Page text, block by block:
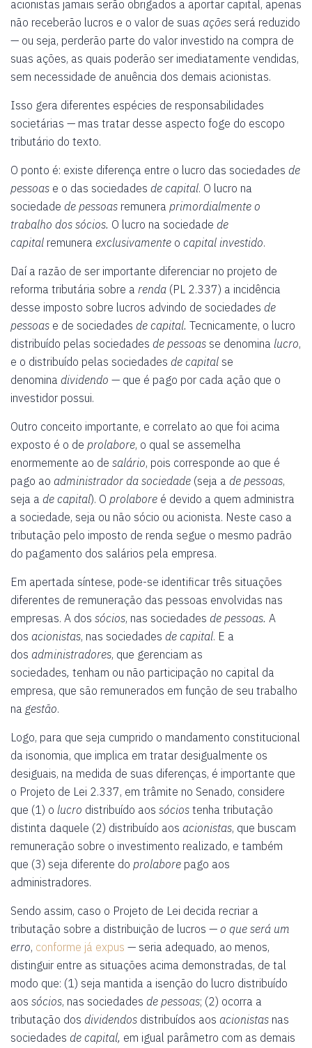
acionistas jamais serão obrigados a aportar capital, apenas
não receberão lucros e o valor de suas ações será reduzido
— ou seja, perderão parte do valor investido na compra de
suas ações, as quais poderão ser imediatamente vendidas,
sem necessidade de anuência dos demais acionistas.
Isso gera diferentes espécies de responsabilidades
societárias — mas tratar desse aspecto foge do escopo
tributário do texto.
O ponto é: existe diferença entre o lucro das sociedades de
pessoas e o das sociedades de capital. O lucro na
sociedade de pessoas remunera primordialmente o
trabalho dos sócios. O lucro na sociedade de
capital remunera exclusivamente o capital investido.
Daí a razão de ser importante diferenciar no projeto de
reforma tributária sobre a renda (PL 2.337) a incidência
desse imposto sobre lucros advindo de sociedades de
pessoas e de sociedades de capital. Tecnicamente, o lucro
distribuído pelas sociedades de pessoas se denomina lucro,
e o distribuído pelas sociedades de capital se
denomina dividendo — que é pago por cada ação que o
investidor possui.
Outro conceito importante, e correlato ao que foi acima
exposto é o de prolabore, o qual se assemelha
enormemente ao de salário, pois corresponde ao que é
pago ao administrador da sociedade (seja a de pessoas,
seja a de capital). O prolabore é devido a quem administra
a sociedade, seja ou não sócio ou acionista. Neste caso a
tributação pelo imposto de renda segue o mesmo padrão
do pagamento dos salários pela empresa.
Em apertada síntese, pode-se identificar três situações
diferentes de remuneração das pessoas envolvidas nas
empresas. A dos sócios, nas sociedades de pessoas. A
dos acionistas, nas sociedades de capital. E a
dos administradores, que gerenciam as
sociedades, tenham ou não participação no capital da
empresa, que são remunerados em função de seu trabalho
na gestão.
Logo, para que seja cumprido o mandamento constitucional
da isonomia, que implica em tratar desigualmente os
desiguais, na medida de suas diferenças, é importante que
o Projeto de Lei 2.337, em trâmite no Senado, considere
que (1) o lucro distribuído aos sócios tenha tributação
distinta daquele (2) distribuído aos acionistas, que buscam
remuneração sobre o investimento realizado, e também
que (3) seja diferente do prolabore pago aos
administradores.
Sendo assim, caso o Projeto de Lei decida recriar a
tributação sobre a distribuição de lucros — o que será um
erro, conforme já expus — seria adequado, ao menos,
distinguir entre as situações acima demonstradas, de tal
modo que: (1) seja mantida a isenção do lucro distribuído
aos sócios, nas sociedades de pessoas; (2) ocorra a
tributação dos dividendos distribuídos aos acionistas nas
sociedades de capital, em igual parâmetro com as demais